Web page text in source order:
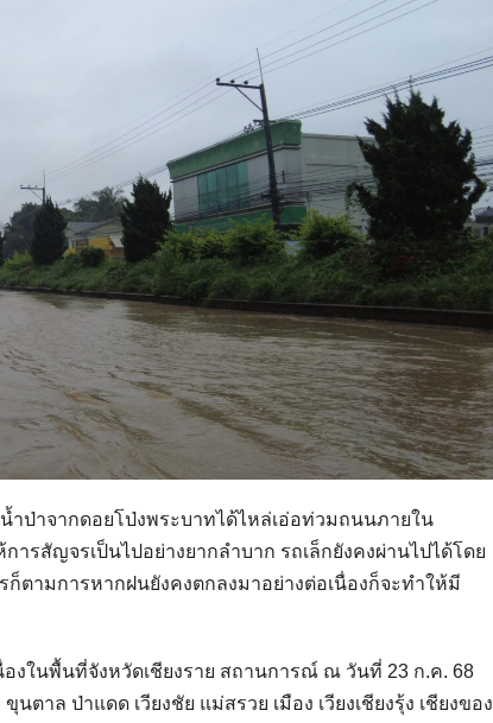
ำป่าจากดอยโป่งพระบาทได้ไหล่เอ่อท่วมถนนภายใน
สัญจรเป็นไปอย่างยากลำบาก รถเล็กยังคงผ่านไปได้โดย
ตามการหากฝนยังคงตกลงมาอย่างต่อเนื่องก็จะทำให้มี
งในพื้นที่จังหวัดเชียงราย สถานการณ์ ณ วันที่ 23 ก.ค. 68
ตาล ป่าแดด เวียงชัย แม่สรวย เมือง เวียงเชียงรุ้ง เชียงของ